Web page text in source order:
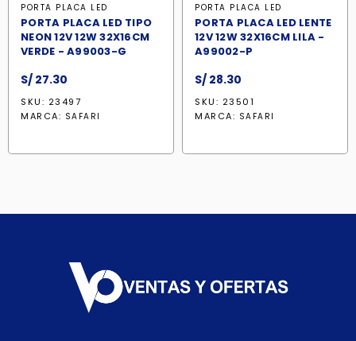
PORTA PLACA LED
PORTA PLACA LED TIPO
NEON 12V 12W 32X16CM
VERDE - A99003-G
S/ 27.30
SKU: 23497
MARCA: SAFARI
PORTA PLACA LED
PORTA PLACA LED LENTE
12V 12W 32X16CM LILA -
A99002-P
S/ 28.30
SKU: 23501
MARCA: SAFARI